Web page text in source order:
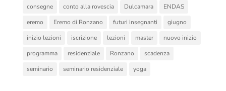
consegne
conto alla rovescia Dulcamara
ENDAS
eremo
Eremo di Ronzano futuri insegnanti
giugno
inizio lezioni
iscrizione lezioni master
nuovo inizio
programma
residenziale Ronzano
scadenza
seminario
seminario residenziale yoga